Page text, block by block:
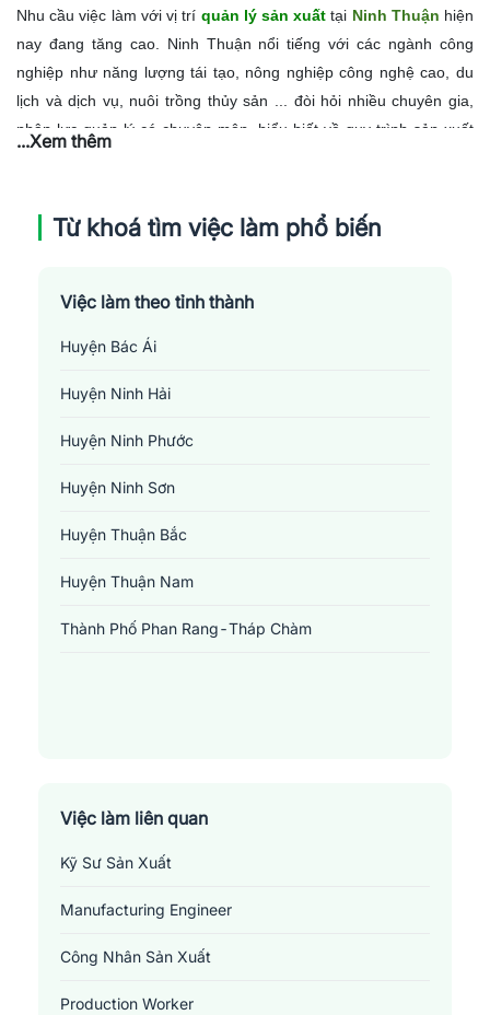
Nhu cầu việc làm với vị trí quản lý sản xuất tại Ninh Thuận hiện
nay đang tăng cao. Ninh Thuận nổi tiếng với các ngành công
nghiệp như năng lượng tái tạo, nông nghiệp công nghệ cao, du
lịch và dịch vụ, nuôi trồng thủy sản ... đòi hỏi nhiều chuyên gia,
nhân lực quản lý có chuyên môn, hiểu biết về quy trình sản xuất
lợi cho việc phát triển các mô hình sản xuất, kết hợp với cơ sở hạ
tầng đang được nâng cấp từng ngày, hứa hẹn mở ra nhiều cơ hội
lý sản xuất tại ninh Thuận
Quản lý sản xuất
hoạch, tổ chức, điều phối và kiểm soát các dự án sản xuất. Họ
gian đúng hẹn, đạt chất lượng cao và tuân thủ các quy định an
toàn. Họ cũng phải giám sát đội ngũ nhân viên, quản lý ngân
...Xem thêm
Từ khoá tìm việc làm phổ biến
Việc làm theo tỉnh thành
Huyện Bác Ái
Huyện Ninh Hải
Huyện Ninh Phước
Huyện Ninh Sơn
Huyện Thuận Bắc
Huyện Thuận Nam
Thành Phố Phan Rang-Tháp Chàm
Việc làm liên quan
Kỹ Sư Sản Xuất
Manufacturing Engineer
Công Nhân Sản Xuất
Production Worker